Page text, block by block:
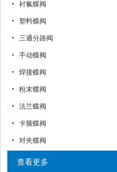
衬氟蝶阀
塑料蝶阀
三通分路阀
手动蝶阀
焊接蝶阀
粉末蝶阀
法兰蝶阀
卡箍蝶阀
对夹蝶阀
查看更多